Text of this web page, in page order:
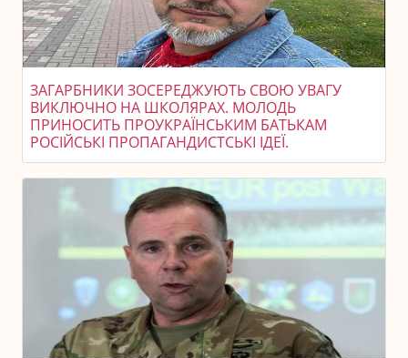
ЗАГАРБНИКИ ЗОСЕРЕДЖУЮТЬ СВОЮ УВАГУ
ВИКЛЮЧНО НА ШКОЛЯРАХ. МОЛОДЬ
ПРИНОСИТЬ ПРОУКРАЇНСЬКИМ БАТЬКАМ
РОСІЙСЬКІ ПРОПАГАНДИСТСЬКІ ІДЕЇ.